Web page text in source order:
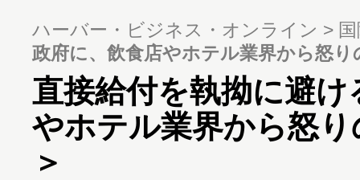
ハーバー・ビジネス・オンライン
政府に、飲食店やホテル業界から怒
直接給付を執拗に避
やホテル業界から怒
＞